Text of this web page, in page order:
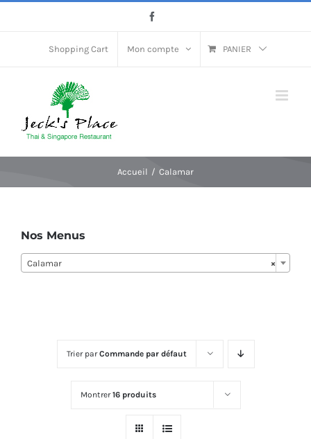
Shopping Cart Mon compte PANIER
Accueil Calamar
Trier parCommande par défaut
Montrer16 produits
Nos Menus
×
Calamar